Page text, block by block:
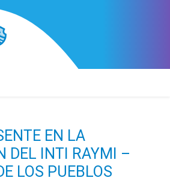
EN LA
DEL INTI RAYMI –
LOS PUEBLOS